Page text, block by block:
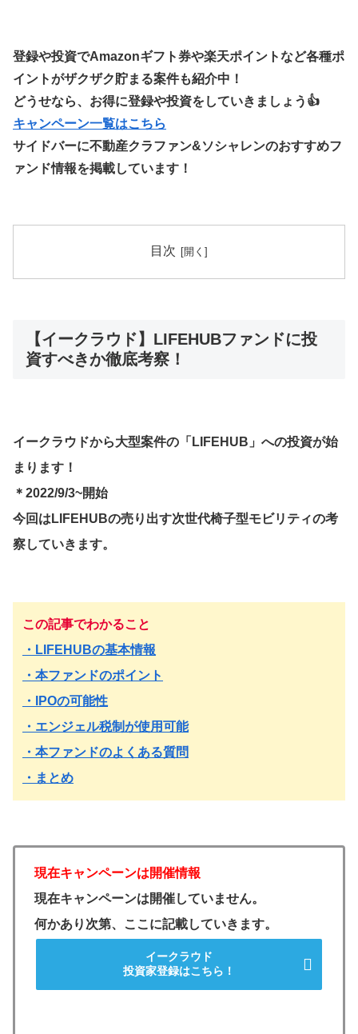
登録や投資でAmazonギフト券や楽天ポイントなど各種ポ
イントがザクザク貯まる案件も紹介中！
どうせなら、お得に登録や投資をしていきましょう👍
キャンペーン一覧はこちら
サイドバーに不動産クラファン&ソシャレンのおすすめフ
ァンド情報を掲載しています！
目次
【イークラウド】LIFEHUBファンドに投
資すべきか徹底考察！
イークラウドから大型案件の「LIFEHUB」への投資が始
まります！
＊2022/9/3~開始
今回はLIFEHUBの売り出す次世代椅子型モビリティの考
察していきます。
この記事でわかること
・LIFEHUBの基本情報
・本ファンドのポイント
・IPOの可能性
・エンジェル税制が使用可能
・本ファンドのよくある質問
・まとめ
現在キャンペーンは開催情報
現在キャンペーンは開催していません。
何かあり次第、ここに記載していきます。
イークラウド
投資家登録はこちら！